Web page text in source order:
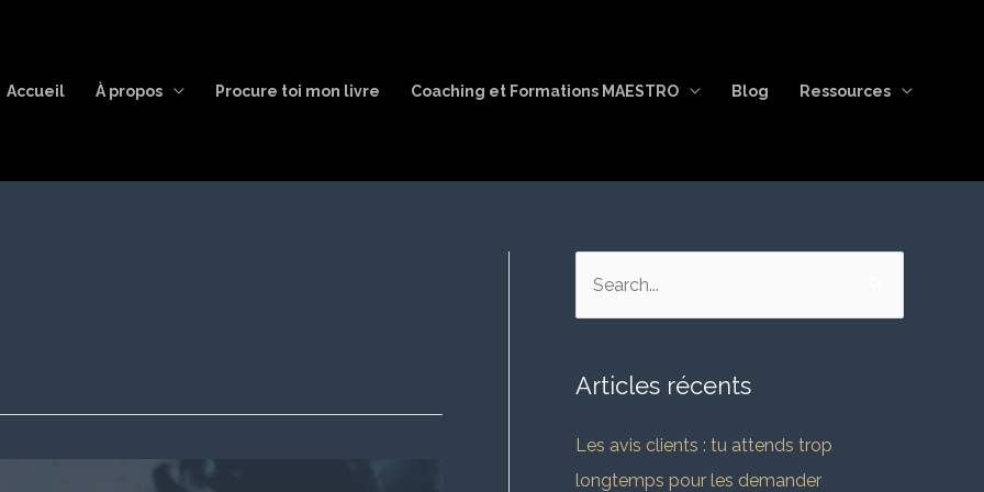
Accueil À propos Procure toi mon livre Coaching et Formations MAESTRO Blog Ressources
e
h
Articles récents
Les avis clients : tu attends trop
longtemps pour les demander